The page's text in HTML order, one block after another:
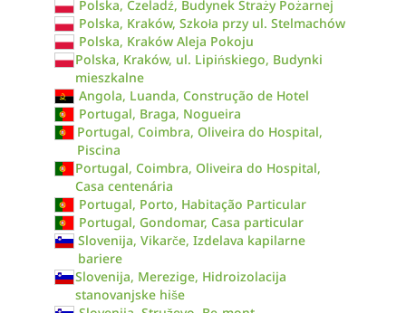
Polska, Czeladź, Budynek Straży Pożarnej
Polska, Kraków, Szkoła przy ul. Stelmachów
Polska, Kraków Aleja Pokoju
Polska, Kraków, ul. Lipińskiego, Budynki
mieszkalne
Angola, Luanda, Construção de Hotel
Portugal, Braga, Nogueira
Portugal, Coimbra, Oliveira do Hospital,
Piscina
Portugal, Coimbra, Oliveira do Hospital,
Casa centenária
Portugal, Porto, Habitação Particular
Portugal, Gondomar, Casa particular
Slovenija, Vikarče, Izdelava kapilarne
bariere
Slovenija, Merezige, Hidroizolacija
stanovanjske hiše